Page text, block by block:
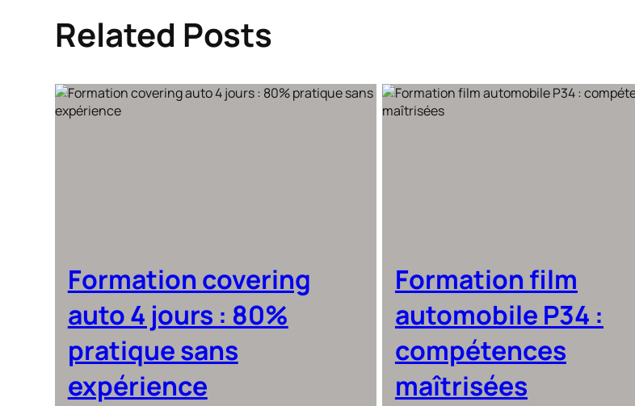
Related Posts
Formation covering
auto 4 jours : 80%
pratique sans
expérience
Formation film
automobile P34 :
compétences
maîtrisées